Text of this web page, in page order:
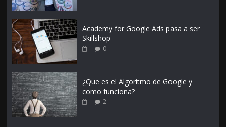
Academy for Google Ads pasa a ser
Skillshop
0
¿Que es el Algoritmo de Google y
como funciona?
2